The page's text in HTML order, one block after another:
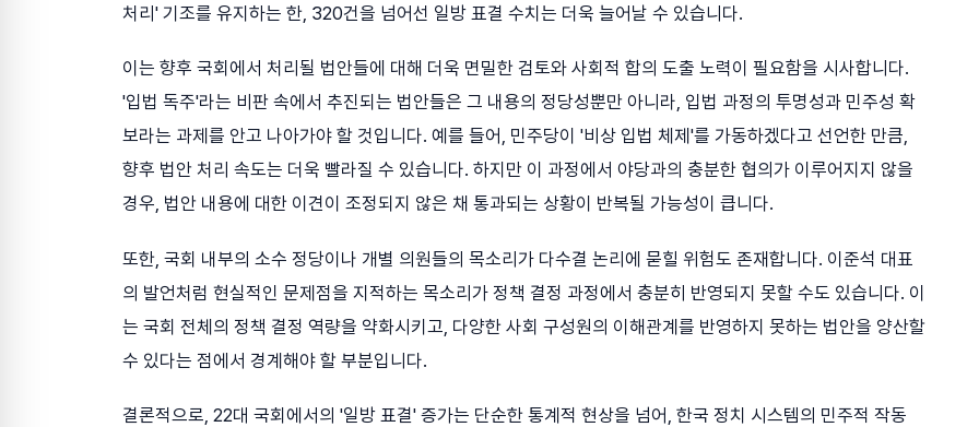
처리' 기조를 유지하는 한, 320건을 넘어선 일방 표결 수치는 더욱 늘어날 수 있습니다.
이는 향후 국회에서 처리될 법안들에 대해 더욱 면밀한 검토와 사회적 합의 도출 노력이 필요함을 시사합니다.
'입법 독주'라는 비판 속에서 추진되는 법안들은 그 내용의 정당성뿐만 아니라, 입법 과정의 투명성과 민주성 확
보라는 과제를 안고 나아가야 할 것입니다. 예를 들어, 민주당이 '비상 입법 체제'를 가동하겠다고 선언한 만큼,
향후 법안 처리 속도는 더욱 빨라질 수 있습니다. 하지만 이 과정에서 야당과의 충분한 협의가 이루어지지 않을
경우, 법안 내용에 대한 이견이 조정되지 않은 채 통과되는 상황이 반복될 가능성이 큽니다.
또한, 국회 내부의 소수 정당이나 개별 의원들의 목소리가 다수결 논리에 묻힐 위험도 존재합니다. 이준석 대표
의 발언처럼 현실적인 문제점을 지적하는 목소리가 정책 결정 과정에서 충분히 반영되지 못할 수도 있습니다. 이
는 국회 전체의 정책 결정 역량을 약화시키고, 다양한 사회 구성원의 이해관계를 반영하지 못하는 법안을 양산할
수 있다는 점에서 경계해야 할 부분입니다.
결론적으로, 22대 국회에서의 '일방 표결' 증가는 단순한 통계적 현상을 넘어, 한국 정치 시스템의 민주적 작동